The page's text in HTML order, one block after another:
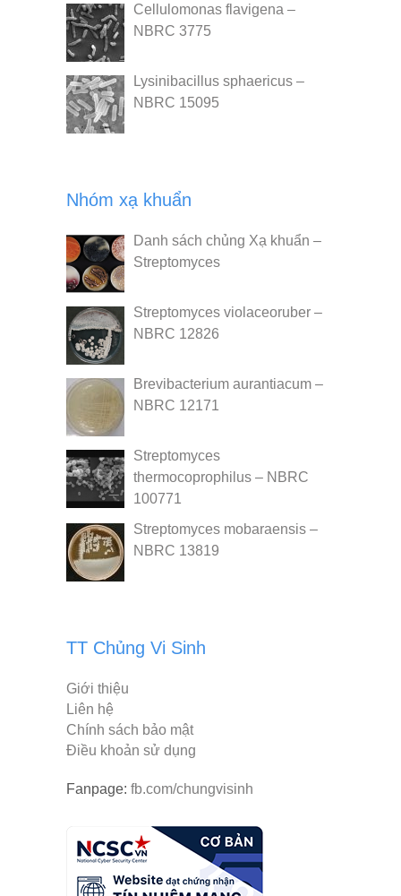
Cellulomonas flavigena –
NBRC 3775
Lysinibacillus sphaericus –
NBRC 15095
Nhóm xạ khuẩn
Danh sách chủng Xạ khuẩn –
Streptomyces
Streptomyces violaceoruber –
NBRC 12826
Brevibacterium aurantiacum –
NBRC 12171
Streptomyces
thermocoprophilus – NBRC
100771
Streptomyces mobaraensis –
NBRC 13819
TT Chủng Vi Sinh
Giới thiệu
Liên hệ
Chính sách bảo mật
Điều khoản sử dụng
Fanpage: fb.com/chungvisinh